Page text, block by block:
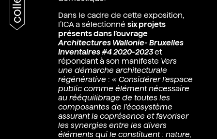
Dans le cadre de cette exposition,
l’ICA a sélectionné six projets
présents dans l’ouvrage
Architectures Wallonie- Bruxelles
Inventaires #4 2020-2023et
répondant à son manifeste Vers
une démarche architecturale
régénérative : « Considérer l'espace
public comme élément nécessaire
au rééquilibrage de toutes les
composantes de l'écosystème
assurant la coprésence et favoriser
les synergies entre les divers
éléments qui le constituent : nature,